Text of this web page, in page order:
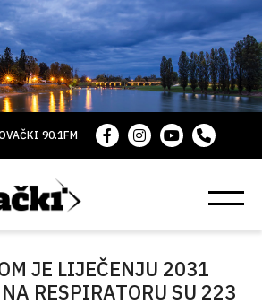
90.1FM
JE LIJEČENJU 2031
RESPIRATORU SU 223